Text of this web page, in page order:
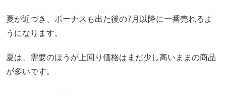
夏が近づき、ボーナスも出た後の7月以降に一番売れるよ
うになります。
夏は、需要のほうが上回り価格はまだ少し高いままの商品
が多いです。